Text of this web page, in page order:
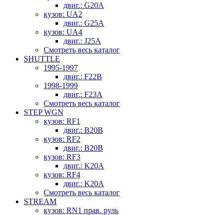
двиг.: G20A
кузов: UA2
двиг.: G25A
кузов: UA4
двиг.: J25A
Смотреть весь каталог
SHUTTLE
1995-1997
двиг.: F22B
1998-1999
двиг.: F23A
Смотреть весь каталог
STEP WGN
кузов: RF1
двиг.: B20B
кузов: RF2
двиг.: B20B
кузов: RF3
двиг.: K20A
кузов: RF4
двиг.: K20A
Смотреть весь каталог
STREAM
кузов: RN1 прав. руль